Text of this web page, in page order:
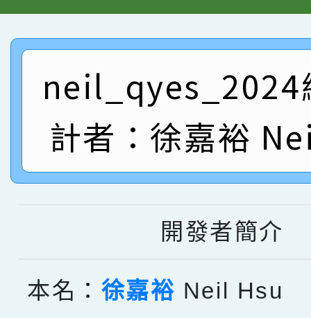
臺灣台語-第二名
市賽榮獲科學小創客佳
創客第三名。
賀！本校參加桃園市中
賽 洪綺君教師榮獲社
名
賀！本校阿巴斯O蜜、
倩參加桃園市科展 國
名 指導老師王老師、
賀！本校四年二班張O
園市英語競賽國小朗讀
指導老師林老師
賀！本校參加桃園市中
賽 劉文瑛教師榮獲教
臺灣台語-第二名
賀！本校參與2026世
市賽榮獲科學小創客佳
neil_qyes_2024
計者：徐嘉裕
開發者簡介
本名： 徐嘉裕 Neil Hsu